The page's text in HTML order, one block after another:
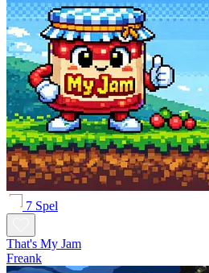
7 Spel
That's My Jam
Freank